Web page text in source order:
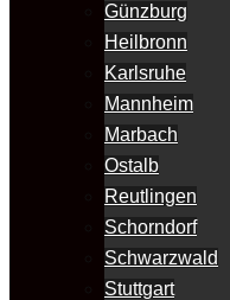
Günzburg
Heilbronn
Karlsruhe
Mannheim
Marbach
Ostalb
Reutlingen
Schorndorf
Schwarzwald
Stuttgart